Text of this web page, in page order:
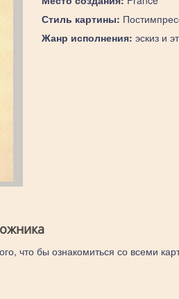
Стиль картины:
Жанр исполнения: эскиз и
что бы ознакомиться со всеми